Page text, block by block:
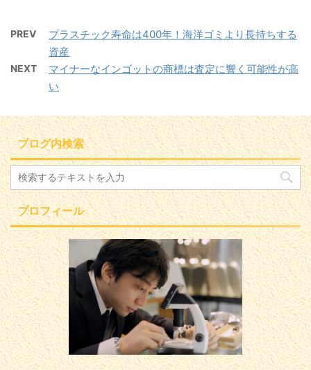
PREV
プラスチック寿命は400年！海洋ゴミより長持ちする
資産
NEXT
マイナーなインゴットの商標は査定に響く可能性が高
い
ブログ内検索
プロフィール